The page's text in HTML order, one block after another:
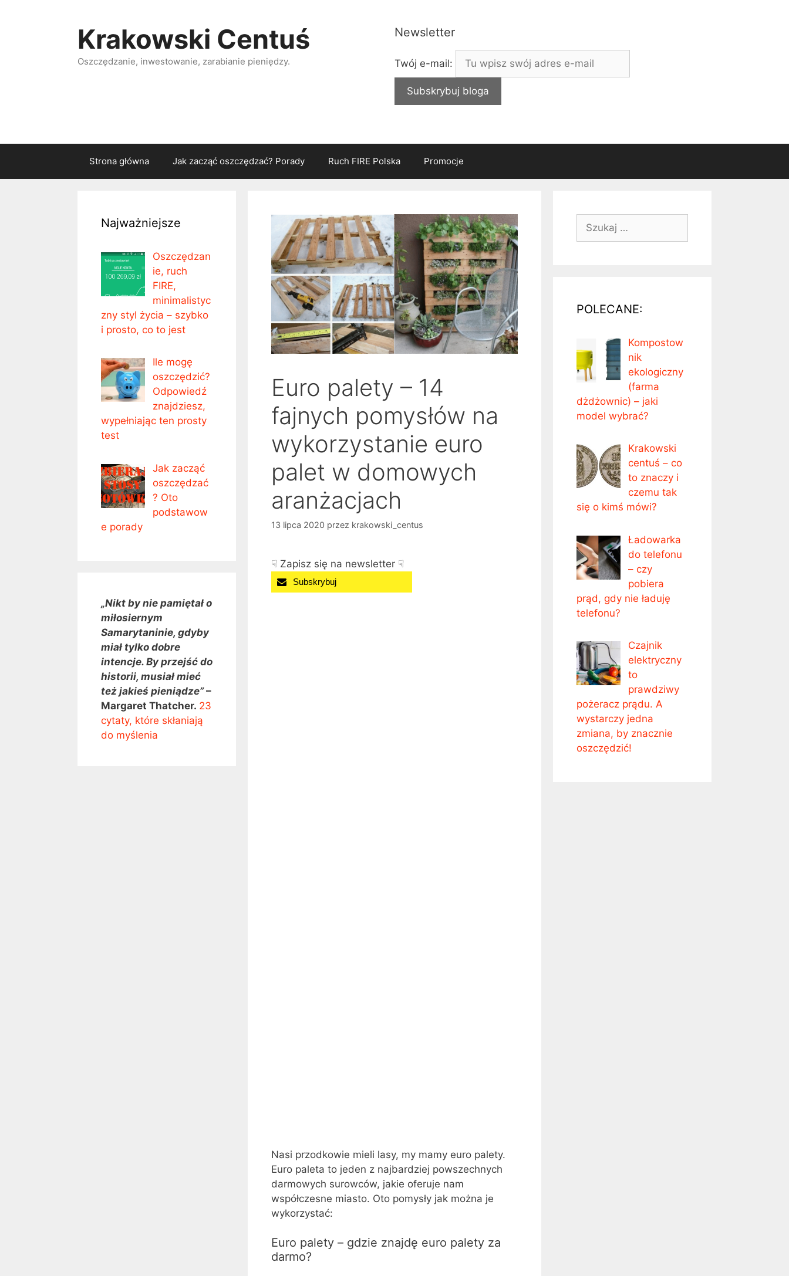
Newsletter
Twój e-mail:
Krakowski Centuś
Oszczędzanie, inwestowanie, zarabianie pieniędzy.
Strona główna Jak zacząć oszczędzać? Porady Ruch FIRE Polska Promocje
Euro palety – 14
fajnych pomysłów na
wykorzystanie euro
palet w domowych
aranżacjach
13 lipca 2020 przez krakowski_centus
☟ Zapisz się na newsletter ☟
Subskrybuj
Nasi przodkowie mieli lasy, my mamy euro palety.
Euro paleta to jeden z najbardziej powszechnych
darmowych surowców, jakie oferuje nam
współczesne miasto. Oto pomysły jak można je
wykorzystać:
Euro palety – gdzie znajdę euro palety za
darmo?
Najważniejsze
Oszczędzan
ie, ruch
FIRE,
minimalistyc
zny styl życia – szybko
i prosto, co to jest
Ile mogę
oszczędzić?
Odpowiedź
znajdziesz,
wypełniając ten prosty
test
Jak zacząć
oszczędzać
? Oto
podstawow
e porady
„Nikt by nie pamiętał o
miłosiernym
Samarytaninie, gdyby
miał tylko dobre
intencje. By przejść do
historii, musiał mieć
też jakieś pieniądze”–
Margaret Thatcher. 23
cytaty, które skłaniają
do myślenia
POLECANE:
Kompostow
nik
ekologiczny
(farma
dżdżownic) – jaki
model wybrać?
Krakowski
centuś – co
to znaczy i
czemu tak
się o kimś mówi?
Ładowarka
do telefonu
– czy
pobiera
prąd, gdy nie ładuję
telefonu?
Czajnik
elektryczny
to
prawdziwy
pożeracz prądu. A
wystarczy jedna
zmiana, by znacznie
oszczędzić!